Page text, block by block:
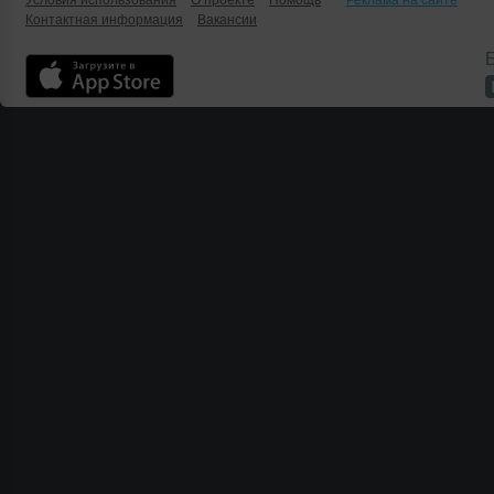
Контактная информация
Вакансии